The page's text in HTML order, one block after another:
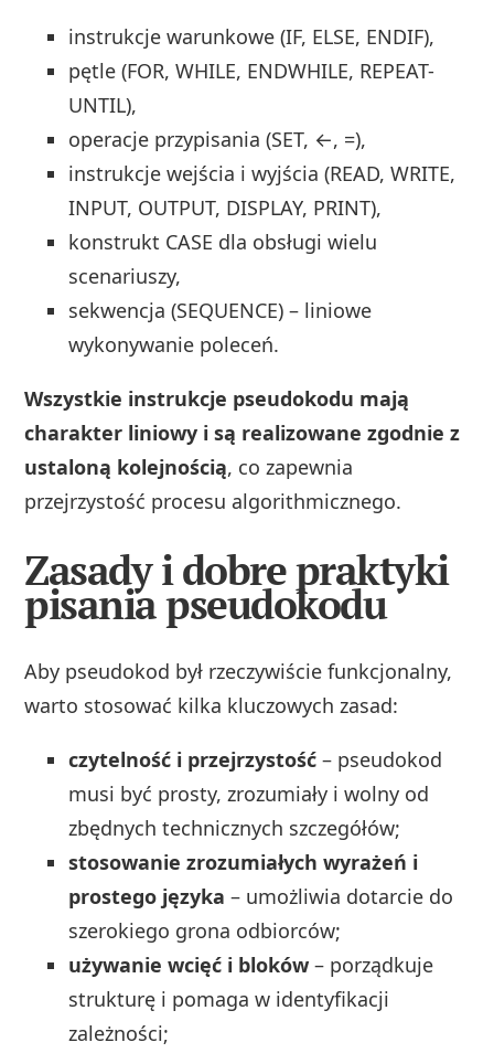
instrukcje warunkowe (IF, ELSE, ENDIF),
pętle (FOR, WHILE, ENDWHILE, REPEAT-
UNTIL),
operacje przypisania (SET, ←, =),
instrukcje wejścia i wyjścia (READ, WRITE,
INPUT, OUTPUT, DISPLAY, PRINT),
konstrukt CASE dla obsługi wielu
scenariuszy,
sekwencja (SEQUENCE) – liniowe
wykonywanie poleceń.
Wszystkie instrukcje pseudokodu mają
charakter liniowy i są realizowane zgodnie z
ustaloną kolejnością, co zapewnia
przejrzystość procesu algorithmicznego.
Zasady i dobre praktyki
pisania pseudokodu
Aby pseudokod był rzeczywiście funkcjonalny,
warto stosować kilka kluczowych zasad:
czytelność i przejrzystość – pseudokod
musi być prosty, zrozumiały i wolny od
zbędnych technicznych szczegółów;
stosowanie zrozumiałych wyrażeń i
prostego języka – umożliwia dotarcie do
szerokiego grona odbiorców;
używanie wcięć i bloków – porządkuje
strukturę i pomaga w identyfikacji
zależności;